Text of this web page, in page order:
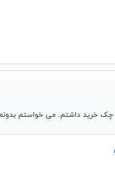
بدونم این ساعت مچی زنانه رومر مدل 996990 47 70 20 به رنگ سبز را